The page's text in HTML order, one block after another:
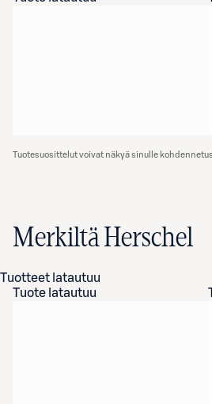
Tuotesuosittelut voivat näkyä sinulle
Merkiltä Herschel
Tuotteet latautuu
Tuote latautuu